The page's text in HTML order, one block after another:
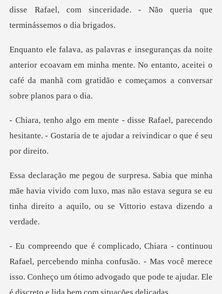
Baixar App
disse Rafael, com sinceridade.
or ecoavam em minha mente. No entanto, aceitei o
café da manhã
l, parecendo
hesitante. - Gostaria de te aj
havia vivido com luxo, mas não estava segura se eu
tinha
do minha confusão. - Mas você merece
isso. Conheço um ótimo advogado